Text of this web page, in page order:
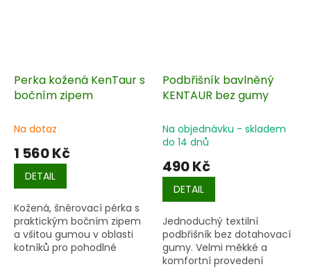
Perka kožená KenTaur s
bočním zipem
Na dotaz
1 560 Kč
DETAIL
Kožená, šněrovací pérka s
praktickým bočním zipem
a všitou gumou v oblasti
kotníků pro pohodlné
Podbřišník bavlněný
KENTAUR bez gumy
Na objednávku - skladem
do 14 dnů
490 Kč
DETAIL
Jednoduchý textilní
podbřišník bez dotahovací
gumy. Velmi měkké a
komfortní provedení